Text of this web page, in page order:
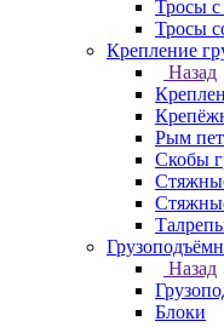
Тросы
Тросы
Крепление
Назад
Рым
Скобы
Назад
Блоки